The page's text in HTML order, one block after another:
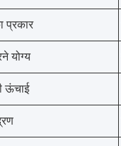
प्रकार
योग्य
ऊंचाई